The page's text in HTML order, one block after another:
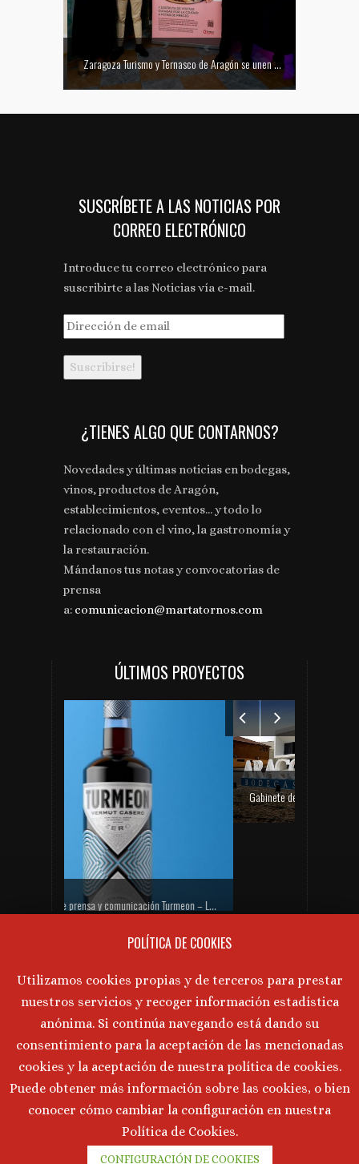
Zaragoza Turismo y Ternasco de Aragón se unen para promocionar la ciudad a través de su gastronomía
SUSCRÍBETE A LAS NOTICIAS POR
CORREO ELECTRÓNICO
Introduce tu correo electrónico para
suscribirte a las Noticias vía e-mail.
Dirección
de
email
¿TIENES ALGO QUE CONTARNOS?
Novedades y últimas noticias en bodegas,
vinos, productos de Aragón,
establecimientos, eventos... y todo lo
relacionado con el vino, la gastronomía y
la restauración.
Mándanos tus notas y convocatorias de
prensa
a: comunicacion@martatornos.com
ÚLTIMOS PROYECTOS
Gabinete de prensa y comunicación Turmeon – Lanzamiento de Turmeon Zero
Gabinete de comunicación y prensa de Bodegas Aragonesas – Nuevo espacio Terroir – Garnacha
PRÓXIMAS CATAS DE VINO
No hay próximos eventos actualmente.
AVISO LEGAL
Aviso Legal Política de Privacidad
Política de Cookies
©2026 Marta Tornos · Todos lo derechos reservados ·
Desarrollado porIntermedio 2.0
POLÍTICA DE COOKIES
Utilizamos cookies propias y de terceros para prestar
nuestros servicios y recoger información estadística
anónima. Si continúa navegando está dando su
consentimiento para la aceptación de las mencionadas
cookies y la aceptación de nuestra política de cookies.
Puede obtener más información sobre las cookies, o bien
conocer cómo cambiar la configuración en nuestra
Política de Cookies.
CONFIGURACIÓN DE COOKIES